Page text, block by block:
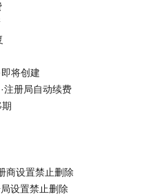
即将创建
注册局自动续费
期
商设置禁止删除
局设置禁止删除